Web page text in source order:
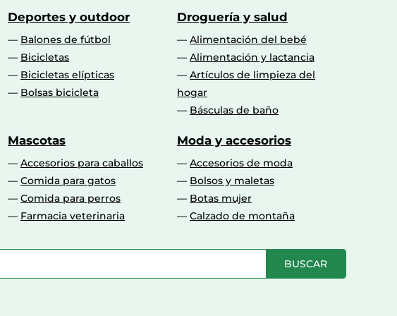
Deportes y outdoor
Balones de fútbol
Bicicletas
Bicicletas elípticas
Bolsas bicicleta
Droguería y salud
Alimentación del bebé
Alimentación y lactancia
Artículos de limpieza del
hogar
Básculas de baño
Mascotas
Accesorios para caballos
Comida para gatos
Comida para perros
Farmacia veterinaria
Moda y accesorios
Accesorios de moda
Bolsos y maletas
Botas mujer
Calzado de montaña
BUSCAR